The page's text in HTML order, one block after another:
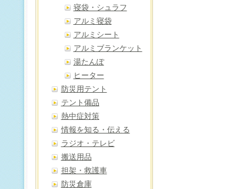
寝袋・シュラフ
アルミ寝袋
アルミシート
アルミブランケット
湯たんぽ
ヒーター
防災用テント
テント備品
熱中症対策
情報を知る・伝える
ラジオ・テレビ
搬送用品
担架・救護車
防災倉庫